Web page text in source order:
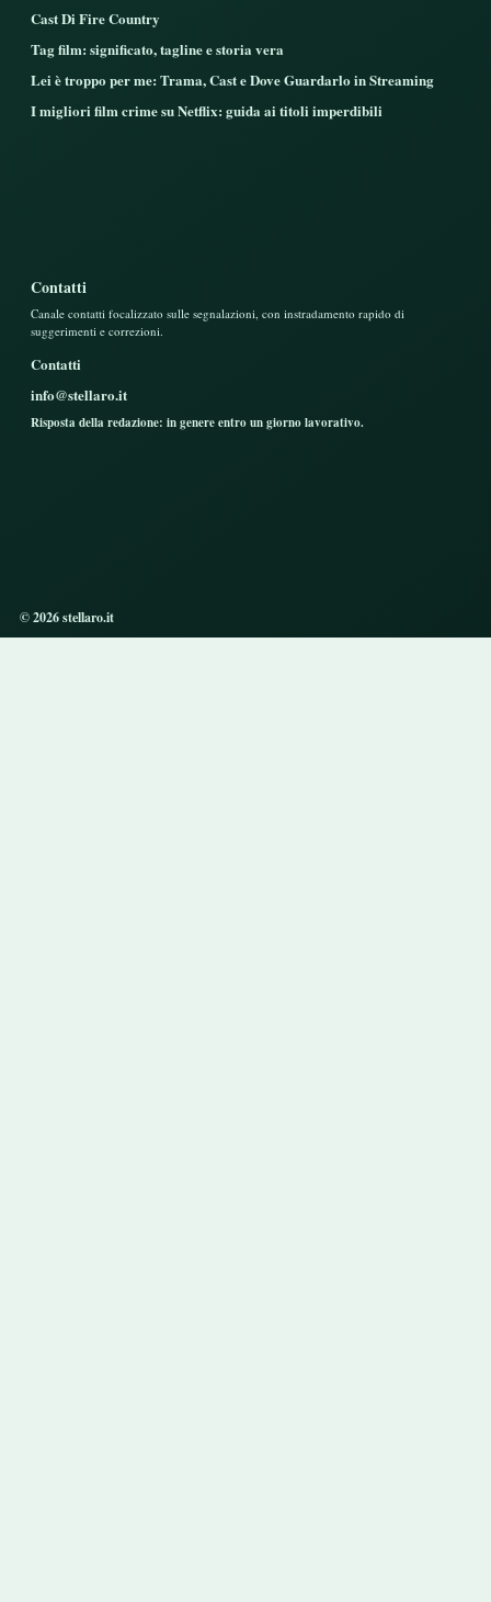
Cast Di Fire Country
Tag film: significato, tagline e storia vera
Lei è troppo per me: Trama, Cast e Dove Guardarlo in Streaming
I migliori film crime su Netflix: guida ai titoli imperdibili
Contatti
Canale contatti focalizzato sulle segnalazioni, con instradamento rapido di
suggerimenti e correzioni.
Contatti
info@stellaro.it
Risposta della redazione: in genere entro un giorno lavorativo.
© 2026 stellaro.it